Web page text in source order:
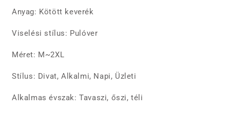
Anyag: Kötött keverék
Viselési stílus: Pulóver
Méret: M~2XL
Stílus: Divat, Alkalmi, Napi, Üzleti
Alkalmas évszak: Tavaszi, őszi, téli